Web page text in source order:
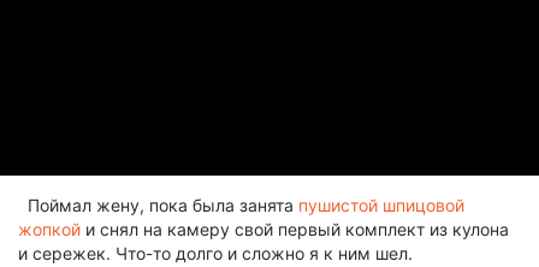
Поймал жену, пока была занята пушистой шпицовой
жопкой и снял на камеру свой первый комплект из кулона
и сережек. Что-то долго и сложно я к ним шел.